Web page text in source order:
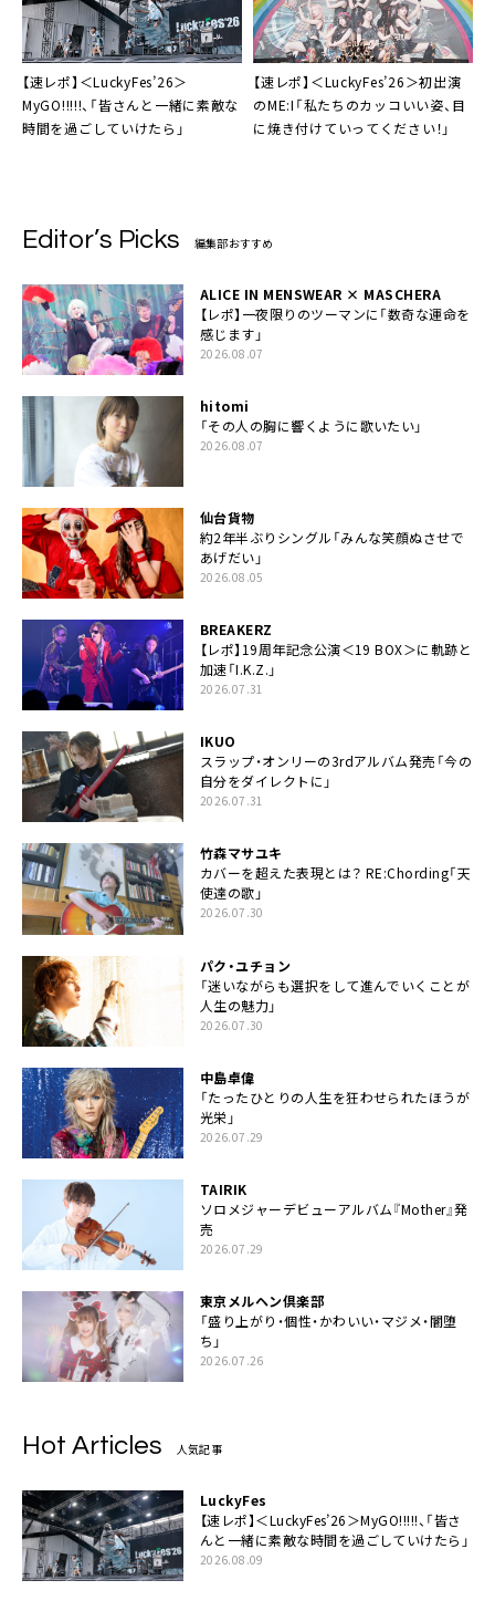
【速レポ】＜LuckyFes’26＞
MyGO!!!!!、「皆さんと一緒に素敵な
時間を過ごしていけたら」
【速レポ】＜LuckyFes’26＞初出演
のME:I「私たちのカッコいい姿、目
に焼き付けていってください！」
Editor’s Picks 編集部おすすめ
ALICE IN MENSWEAR × MASCHERA
【レポ】一夜限りのツーマンに「数奇な運命を
感じます」
2026.08.07
hitomi
「その人の胸に響くように歌いたい」
2026.08.07
仙台貨物
約2年半ぶりシングル「みんな笑顔ぬさせで
あげだい」
2026.08.05
BREAKERZ
【レポ】19周年記念公演＜19 BOX＞に軌跡と
加速「I.K.Z.」
2026.07.31
IKUO
スラップ・オンリーの3rdアルバム発売「今の
自分をダイレクトに」
2026.07.31
竹森マサユキ
カバーを超えた表現とは？ RE:Chording「天
使達の歌」
2026.07.30
パク・ユチョン
「迷いながらも選択をして進んでいくことが
人生の魅力」
2026.07.30
中島卓偉
「たったひとりの人生を狂わせられたほうが
光栄」
2026.07.29
TAIRIK
ソロメジャーデビューアルバム『Mother』発
売
2026.07.29
東京メルヘン倶楽部
「盛り上がり・個性・かわいい・マジメ・闇堕
ち」
2026.07.26
Hot Articles 人気記事
LuckyFes
【速レポ】＜LuckyFes’26＞MyGO!!!!!、「皆さ
んと一緒に素敵な時間を過ごしていけたら」
2026.08.09